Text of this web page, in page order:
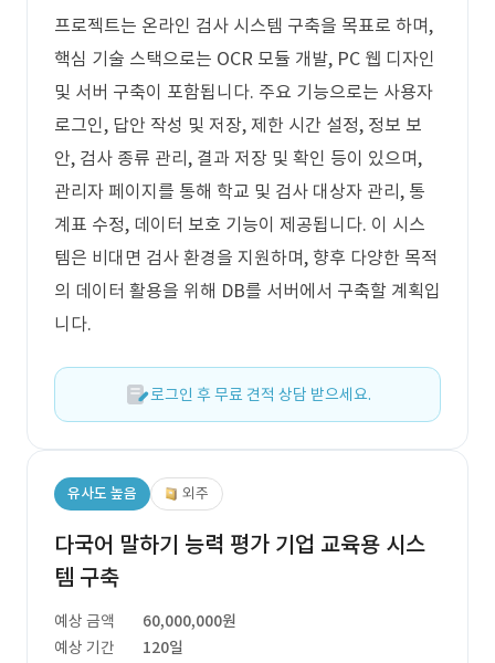
프로젝트는 온라인 검사 시스템 구축을 목표로 하며,
핵심 기술 스택으로는 OCR 모듈 개발, PC 웹 디자인
및 서버 구축이 포함됩니다. 주요 기능으로는 사용자
로그인, 답안 작성 및 저장, 제한 시간 설정, 정보 보
안, 검사 종류 관리, 결과 저장 및 확인 등이 있으며,
관리자 페이지를 통해 학교 및 검사 대상자 관리, 통
계표 수정, 데이터 보호 기능이 제공됩니다. 이 시스
템은 비대면 검사 환경을 지원하며, 향후 다양한 목적
의 데이터 활용을 위해 DB를 서버에서 구축할 계획입
니다.
로그인 후 무료 견적 상담 받으세요.
유사도 높음 외주
다국어 말하기 능력 평가 기업 교육용 시스
템 구축
예상 금액
60,000,000원
예상 기간
120일